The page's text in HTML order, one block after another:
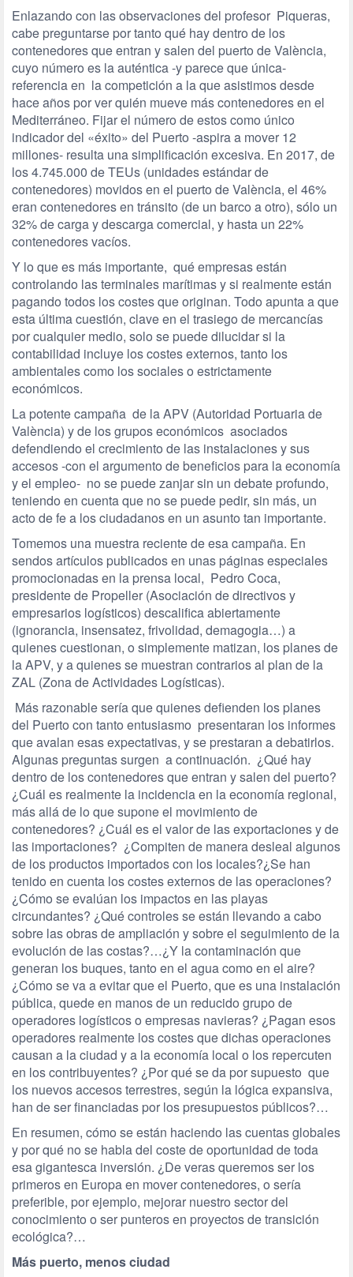
Enlazando con las observaciones del profesor Piqueras,
cabe preguntarse por tanto qué hay dentro de los
contenedores que entran y salen del puerto de València,
cuyo número es la auténtica -y parece que única-
referencia en la competición a la que asistimos desde
hace años por ver quién mueve más contenedores en el
Mediterráneo. Fijar el número de estos como único
indicador del «éxito» del Puerto -aspira a mover 12
millones- resulta una simplificación excesiva. En 2017, de
los 4.745.000 de TEUs (unidades estándar de
contenedores) movidos en el puerto de València, el 46%
eran contenedores en tránsito (de un barco a otro), sólo un
32% de carga y descarga comercial, y hasta un 22%
contenedores vacíos.
Y lo que es más importante, qué empresas están
controlando las terminales marítimas y si realmente están
pagando todos los costes que originan. Todo apunta a que
esta última cuestión, clave en el trasiego de mercancías
por cualquier medio, solo se puede dilucidar si la
contabilidad incluye los costes externos, tanto los
ambientales como los sociales o estrictamente
económicos.
La potente campaña de la APV (Autoridad Portuaria de
València) y de los grupos económicos asociados
defendiendo el crecimiento de las instalaciones y sus
accesos -con el argumento de beneficios para la economía
y el empleo- no se puede zanjar sin un debate profundo,
teniendo en cuenta que no se puede pedir, sin más, un
acto de fe a los ciudadanos en un asunto tan importante.
Tomemos una muestra reciente de esa campaña. En
sendos artículos publicados en unas páginas especiales
promocionadas en la prensa local, Pedro Coca,
presidente de Propeller (Asociación de directivos y
empresarios logísticos) descalifica abiertamente
(ignorancia, insensatez, frivolidad, demagogia…) a
quienes cuestionan, o simplemente matizan, los planes de
la APV, y a quienes se muestran contrarios al plan de la
ZAL (Zona de Actividades Logísticas).
Más razonable sería que quienes defienden los planes
del Puerto con tanto entusiasmo presentaran los informes
que avalan esas expectativas, y se prestaran a debatirlos.
Algunas preguntas surgen a continuación. ¿Qué hay
dentro de los contenedores que entran y salen del puerto?
¿Cuál es realmente la incidencia en la economía regional,
más allá de lo que supone el movimiento de
contenedores? ¿Cuál es el valor de las exportaciones y de
las importaciones? ¿Compiten de manera desleal algunos
de los productos importados con los locales?¿Se han
tenido en cuenta los costes externos de las operaciones?
¿Cómo se evalúan los impactos en las playas
circundantes? ¿Qué controles se están llevando a cabo
sobre las obras de ampliación y sobre el seguimiento de la
evolución de las costas?…¿Y la contaminación que
generan los buques, tanto en el agua como en el aire?
¿Cómo se va a evitar que el Puerto, que es una instalación
pública, quede en manos de un reducido grupo de
operadores logísticos o empresas navieras? ¿Pagan esos
operadores realmente los costes que dichas operaciones
causan a la ciudad y a la economía local o los repercuten
en los contribuyentes? ¿Por qué se da por supuesto que
los nuevos accesos terrestres, según la lógica expansiva,
han de ser financiadas por los presupuestos públicos?…
En resumen, cómo se están haciendo las cuentas globales
y por qué no se habla del coste de oportunidad de toda
esa gigantesca inversión. ¿De veras queremos ser los
primeros en Europa en mover contenedores, o sería
preferible, por ejemplo, mejorar nuestro sector del
conocimiento o ser punteros en proyectos de transición
ecológica?…
Más puerto, menos ciudad